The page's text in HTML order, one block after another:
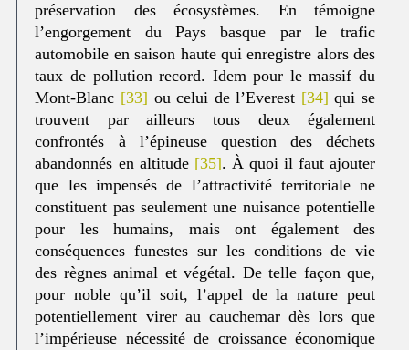
préservation des écosystèmes. En témoigne
l’engorgement du Pays basque par le trafic
automobile en saison haute qui enregistre alors des
taux de pollution record. Idem pour le massif du
Mont-Blanc [33] ou celui de l’Everest [34] qui se
trouvent par ailleurs tous deux également
confrontés à l’épineuse question des déchets
abandonnés en altitude [35]. À quoi il faut ajouter
que les impensés de l’attractivité territoriale ne
constituent pas seulement une nuisance potentielle
pour les humains, mais ont également des
conséquences funestes sur les conditions de vie
des règnes animal et végétal. De telle façon que,
pour noble qu’il soit, l’appel de la nature peut
potentiellement virer au cauchemar dès lors que
l’impérieuse nécessité de croissance économique